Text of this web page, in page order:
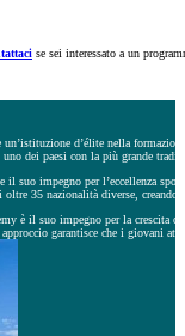
se sei interessato a un
d’élite nella
dei paesi con la più grande
il suo impegno per l’eccellenza
35 nazionalità diverse,
è il suo impegno per la crescita
garantisce che i giovani